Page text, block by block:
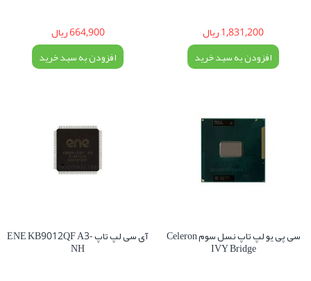
1,831,200 ریال
افزودن به سبد خرید
664,900 ریال
افزودن به سبد خرید
سی پی یو لپ تاپ نسل سوم Celeron
IVY Bridge
آی سی لپ تاپ ENE KB9012QF A3-
NH